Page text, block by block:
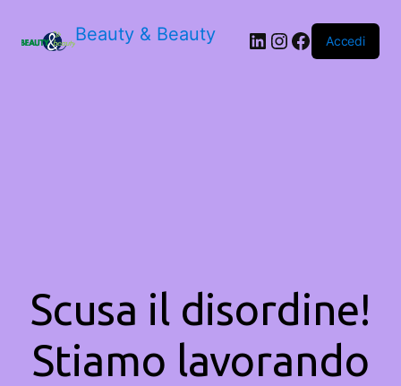
Beauty & Beauty LinkedIn
Instagram
Facebook
Accedi
Scusa il disordine!
Stiamo lavorando